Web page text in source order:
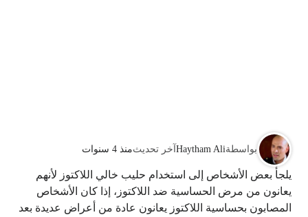
بواسطةHaytham Aliآخر تحديثمنذ 4 سنوات
يلجأ بعض الأشخاص إلى استخدام حليب خالي اللاكتوز لأنهم
يعانون من مرض الحساسية ضد اللاكتوز، إذا كان الأشخاص
المصابون بحساسية اللاكتوز يعانون عادة من أعراض عديدة بعد